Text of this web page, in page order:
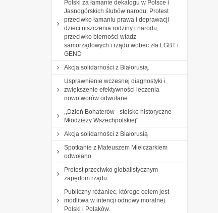
Polski za łamanie dekalogu w Polsce i
Jasnogórskich ślubów narodu. Protest
przeciwko łamaniu prawa i deprawacji
dzieci niszczenia rodziny i narodu,
przeciwko bierności władz
samorządowych i rządu wobec zła LGBT i
GEND
Akcja solidarności z Białorusią.
Usprawnienie wczesnej diagnostyki i
zwiększenie efektywności leczenia
nowotworów odwołane
,,Dzień Bohaterów - stoisko historyczne
Młodzieży Wszechpolskiej".
Akcja solidarności z Białorusią
Spotkanie z Mateuszem Mielczarkiem
odwołano
Protest przeciwko globalistycznym
zapędom rządu
Publiczny różaniec, którego celem jest
modlitwa w intencji odnowy moralnej
Polski i Polaków.